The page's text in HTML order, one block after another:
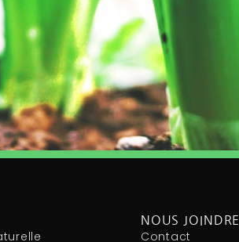
NOUS JOINDRE
Contact